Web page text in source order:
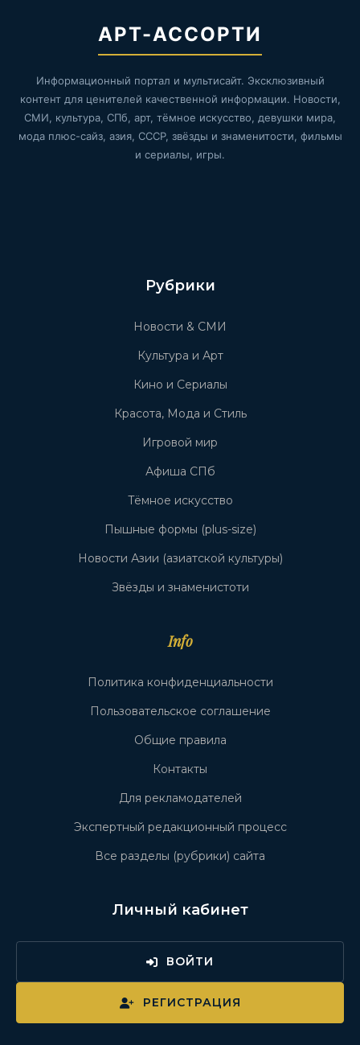
АРТ-АССОРТИ
Информационный портал и мультисайт. Эксклюзивный
контент для ценителей качественной информации. Новости,
СМИ, культура, СПб, арт, тёмное искусство, девушки мира,
мода плюс-сайз, азия, СССР, звёзды и знаменитости, фильмы
и сериалы, игры.
Рубрики
Новости & СМИ
Культура и Арт
Кино и Сериалы
Красота, Мода и Стиль
Игровой мир
Афиша СПб
Тёмное искусство
Пышные формы (plus-size)
Новости Азии (азиатской культуры)
Звёзды и знаменистоти
Info
Политика конфиденциальности
Пользовательское соглашение
Общие правила
Контакты
Для рекламодателей
Экспертный редакционный процесс
Все разделы (рубрики) сайта
Личный кабинет
ВОЙТИ
РЕГИСТРАЦИЯ